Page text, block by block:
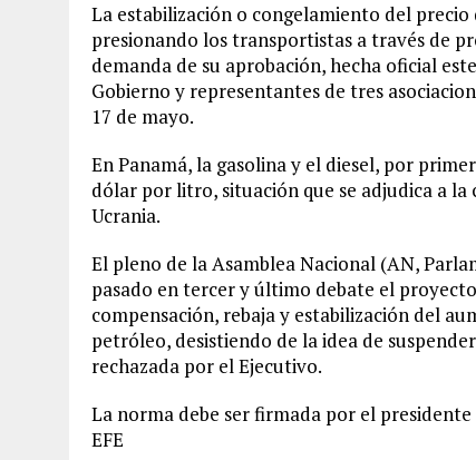
La estabilización o congelamiento del
presionando los transportistas a través de
demanda de su aprobación, hecha oficial
Gobierno y representantes de tres
17 de mayo.
En Panamá, la gasolina y el diesel, por
dólar por litro, situación que se adjudica a
Ucrania.
El pleno de la Asamblea Nacional (AN,
pasado en tercer y último debate el
compensación, rebaja y estabilización del
petróleo, desistiendo de la idea de
rechazada por el Ejecutivo.
La norma debe ser firmada por el
EFE